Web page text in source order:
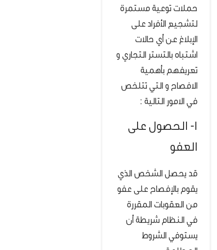
حملات توعية مستمرة
لتشجيع الأفراد على
الإبلاغ عن أي حالات
اشتباه بالتستر التجاري و
تعريفهم بأهمية
الافصاح و التي تتلخص
في الامور التالية :
1- الحصول على
العفو
قد يحصل الشخص الذي
يقوم بالإفصاح على عفو
من العقوبات المقررة
في النظام شريطة أن
يستوفي الشروط